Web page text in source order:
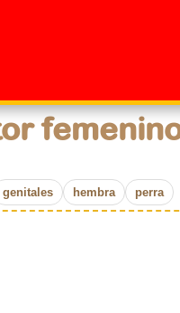
genitales hembra perra